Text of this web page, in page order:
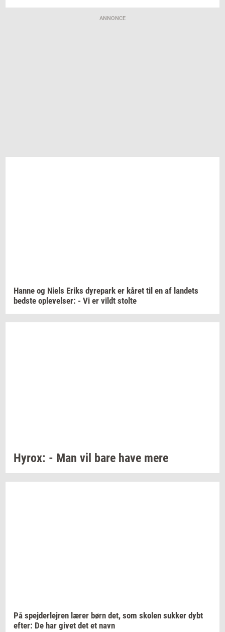
ANNONCE
Hanne og Niels Eriks dy­re­park er kåret til en af lan­dets
bed­ste op­le­vel­ser: - Vi er vildt stol­te
Hyrox: - Man vil bare have mere
På spej­der­lej­ren lærer børn det, som sko­len suk­ker dybt
efter: De har givet det et navn